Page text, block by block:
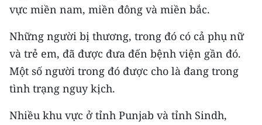
E-Magazine
Video
Media Chính trị
Media Kinh tế
Media Văn hóa
vực miền nam, miền đông và miền bắc.
Những người bị thương, trong đó có cả phụ nữ
và trẻ em, đã được đưa đến bệnh viện gần đó.
Một số người trong đó được cho là đang trong
tình trạng nguy kịch.
Nhiều khu vực ở tỉnh Punjab và tỉnh Sindh,